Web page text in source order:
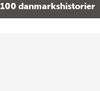
100 danmarkshistorier